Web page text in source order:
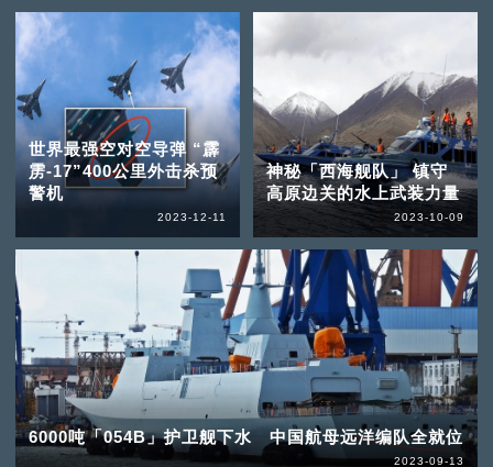
世界最强空对空导弹 “霹
雳-17”400公里外击杀预
警机
2023-12-11
神秘「西海舰队」 镇守
高原边关的水上武装力量
2023-10-09
6000吨「054B」护卫舰下水 中国航母远洋编队全就位
2023-09-13